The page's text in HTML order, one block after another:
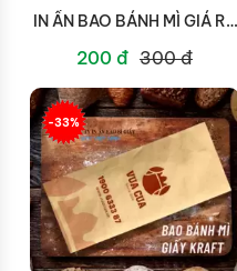
IN ẤN BAO BÁNH MÌ GIÁ RẺ
200 đ 300 đ
-33%